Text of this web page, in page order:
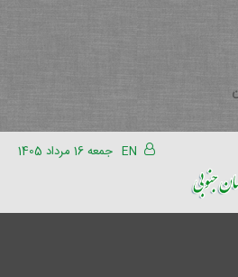
جمعه 16 مرداد 1405 EN